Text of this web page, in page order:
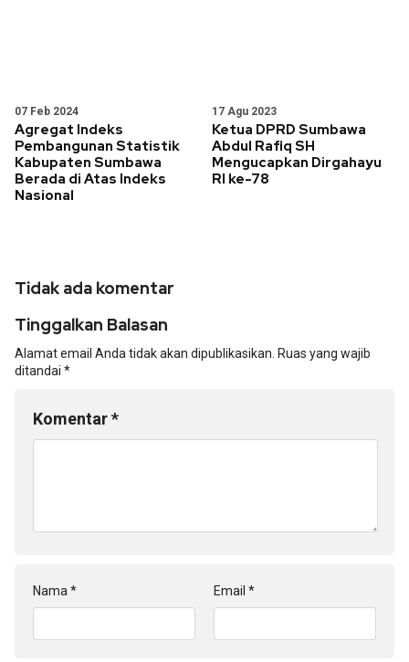
07 Feb 2024
Agregat Indeks
Pembangunan Statistik
Kabupaten Sumbawa
Berada di Atas Indeks
Nasional
17 Agu 2023
Ketua DPRD Sumbawa
Abdul Rafiq SH
Mengucapkan Dirgahayu
RI ke-78
Tidak ada komentar
Tinggalkan Balasan
Alamat email Anda tidak akan dipublikasikan. Ruas yang wajib
ditandai *
Komentar*
Nama * Email *